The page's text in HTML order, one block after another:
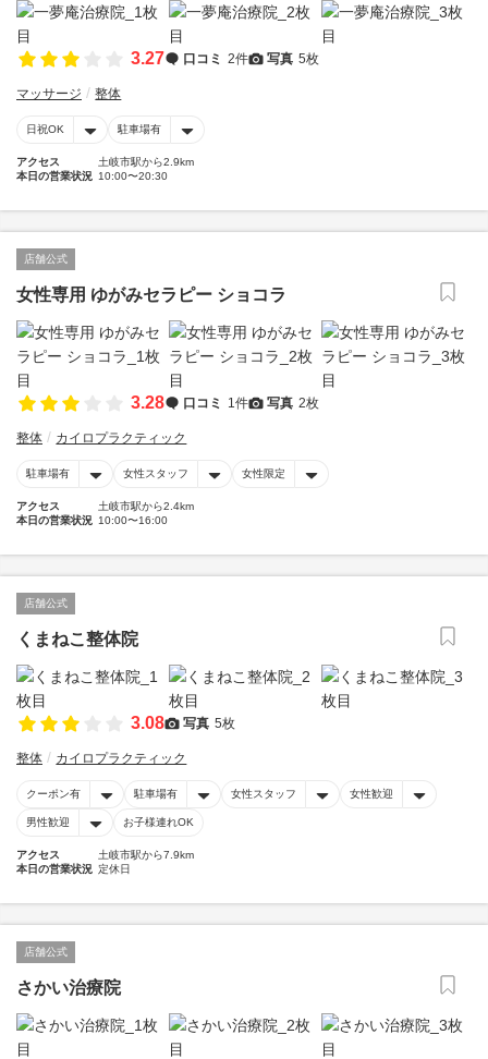
3.27 口コミ 2件 写真 5枚
マッサージ 整体
日祝OK 駐車場有
アクセス
土岐市駅から2.9km
本日の営業状況 10:00〜20:30
店舗公式
女性専用 ゆがみセラピー ショコラ
3.28 口コミ 1件 写真 2枚
整体 カイロプラクティック
駐車場有 女性スタッフ 女性限定
アクセス
土岐市駅から2.4km
本日の営業状況 10:00〜16:00
店舗公式
くまねこ整体院
3.08 写真 5枚
整体 カイロプラクティック
クーポン有 駐車場有 女性スタッフ 女性歓迎
男性歓迎 お子様連れOK
アクセス
土岐市駅から7.9km
本日の営業状況 定休日
店舗公式
さかい治療院